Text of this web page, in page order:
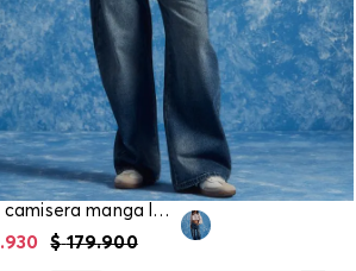
Blusa camisera manga larga tipo boxy
$ 179.900
.930